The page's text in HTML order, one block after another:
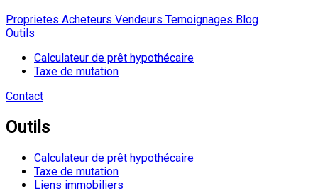
Proprietes Acheteurs Vendeurs Temoignages Blog
Outils
Calculateur de prêt hypothécaire
Taxe de mutation
Contact
Outils
Calculateur de prêt hypothécaire
Taxe de mutation
Liens immobiliers